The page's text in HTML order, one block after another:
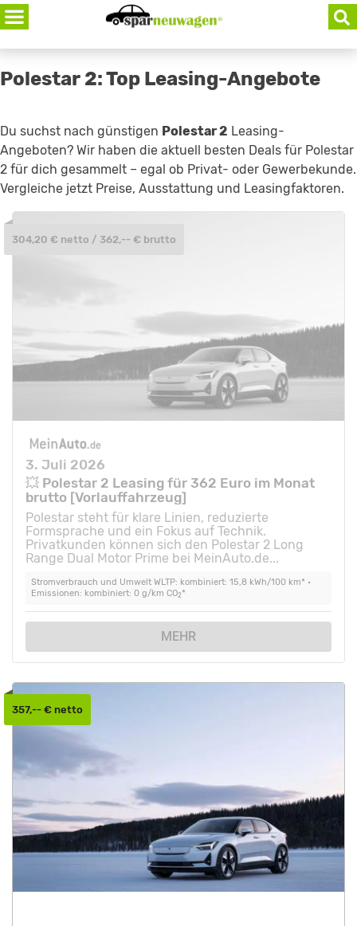
Skip
to
content
Polestar 2: Top Leasing-Angebote
Du suchst nach günstigen Polestar 2 Leasing-
Angeboten? Wir haben die aktuell besten Deals für Polestar
2 für dich gesammelt – egal ob Privat- oder Gewerbekunde.
Vergleiche jetzt Preise, Ausstattung und Leasingfaktoren.
3. Juli 2026
💥 Polestar 2 Leasing für 362 Euro im Monat
brutto [Vorlauffahrzeug]
Polestar steht für klare Linien, reduzierte
Formsprache und ein Fokus auf Technik.
Privatkunden können sich den Polestar 2 Long
Range Dual Motor Prime bei MeinAuto.de...
Stromverbrauch und Umwelt WLTP: kombiniert: 15,8 kWh/100 km* •
Emissionen: kombiniert: 0 g/km CO2*
MEHR
304,20 € netto / 362,-- € brutto
357,-- € netto